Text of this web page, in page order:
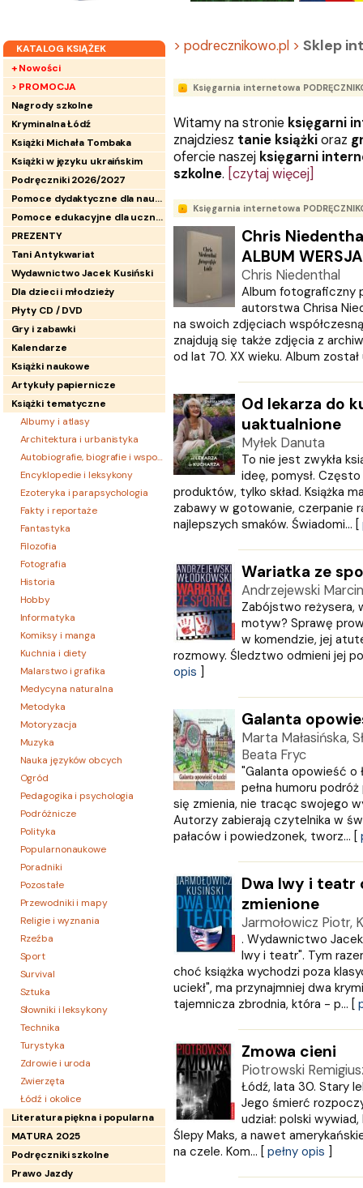
KATALOG KSIĄŻEK
+ Nowości
> PROMOCJA
Nagrody szkolne
Kryminalna Łódź
Książki Michała Tombaka
Książki w języku ukraińskim
Podręczniki 2026/2027
Pomoce dydaktyczne dla nauczycieli
Pomoce edukacyjne dla uczniów
PREZENTY
Tani Antykwariat
Wydawnictwo Jacek Kusiński
Dla dzieci i młodzieży
Płyty CD / DVD
Gry i zabawki
Kalendarze
Książki naukowe
Artykuły papiernicze
Książki tematyczne
Albumy i atlasy
Architektura i urbanistyka
Autobiografie, biografie i wspomnienia
Encyklopedie i leksykony
Ezoteryka i parapsychologia
Fakty i reportaże
Fantastyka
Filozofia
Fotografia
Historia
Hobby
Informatyka
Komiksy i manga
Kuchnia i diety
Malarstwo i grafika
Medycyna naturalna
Metodyka
Motoryzacja
Muzyka
Nauka języków obcych
Ogród
Pedagogika i psychologia
Podróżnicze
Polityka
Popularnonaukowe
Poradniki
Pozostałe
Przewodniki i mapy
Religie i wyznania
Rzeźba
Sport
Survival
Sztuka
Słowniki i leksykony
Technika
Turystyka
Zdrowie i uroda
Zwierzęta
Łódź i okolice
Literatura piękna i popularna
MATURA 2025
Podręczniki szkolne
Prawo Jazdy
> podrecznikowo.pl > Sklep
Księgarnia internetowa
Witamy na stronie księgarni
znajdziesz tanie książkioraz
ofercie naszej księgarni
szkolne. [czytaj więcej]
Księgarnia internetowa
Chris
ALBUM
Chris Niedenthal
Album fotograficzny
autorstwa Chrisa
na swoich zdjęciach
znajdują się także zdjęcia z
od lat 70. XX wieku. Album został
Od lekarza do
uaktualnione
Myłek Danuta
To nie jest zwykła
ideę, pomysł.
produktów, tylko skład. Książka
zabawy w gotowanie, czerpanie
najlepszych smaków. Świadomi... [
Wariatka ze
Andrzejewski
Zabójstwo reżysera,
motyw? Sprawę
w komendzie, jej
rozmowy. Śledztwo odmieni jej
opis ]
Galanta
Marta Małasińska,
Beata Fryc
"Galanta opowieść o
pełna humoru
się zmienia, nie tracąc swojego
Autorzy zabierają czytelnika w
pałaców i powiedzonek, tworz... [
Dwa lwy i teatr
zmienione
Jarmołowicz Piotr,
. Wydawnictwo
lwy i teatr". Tym
choć książka wychodzi poza
uciekł", ma przynajmniej dwa
tajemnicza zbrodnia, która - p... [
Zmowa cieni
Piotrowski
Łódź, lata 30. Stary
Jego śmierć
udział: polski
Ślepy Maks, a nawet
na czele. Kom... [ pełny opis ]